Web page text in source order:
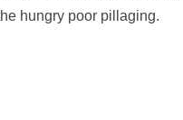
hungry poor pillaging.